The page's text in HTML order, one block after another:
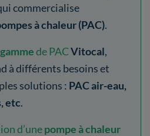
commercialise
à chaleur (PAC).
de PACVitocal,
à différents besoins et
solutions : PAC air-eau,
etc.
d’unepompe à chaleur